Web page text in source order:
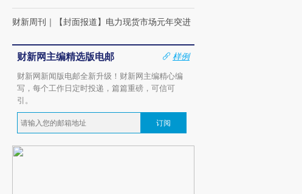
财新周刊 ｜ 【封面报道】电力现货市场元年突进
财新网主编精选版电邮
样例
财新网新闻版电邮全新升级！财新网主编精心编
写，每个工作日定时投递，篇篇重磅，可信可
引。
订阅